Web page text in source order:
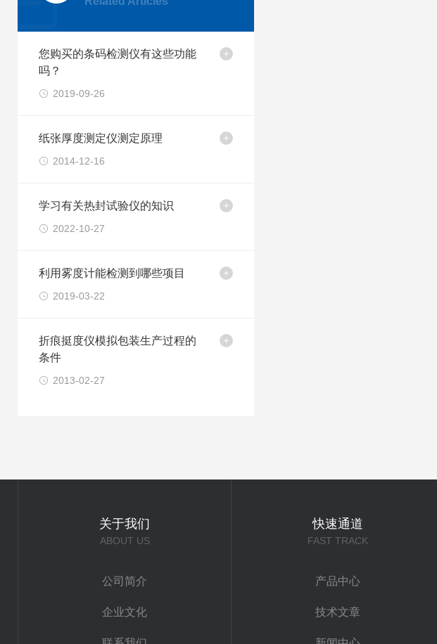
您购买的条码检测仪有这些功能
吗？
2019-09-26
纸张厚度测定仪测定原理
2014-12-16
学习有关热封试验仪的知识
2022-10-27
利用雾度计能检测到哪些项目
2019-03-22
折痕挺度仪模拟包装生产过程的
条件
2013-02-27
关于我们
ABOUT US
公司简介
企业文化
快速通道
FAST TRACK
产品中心
技术文章